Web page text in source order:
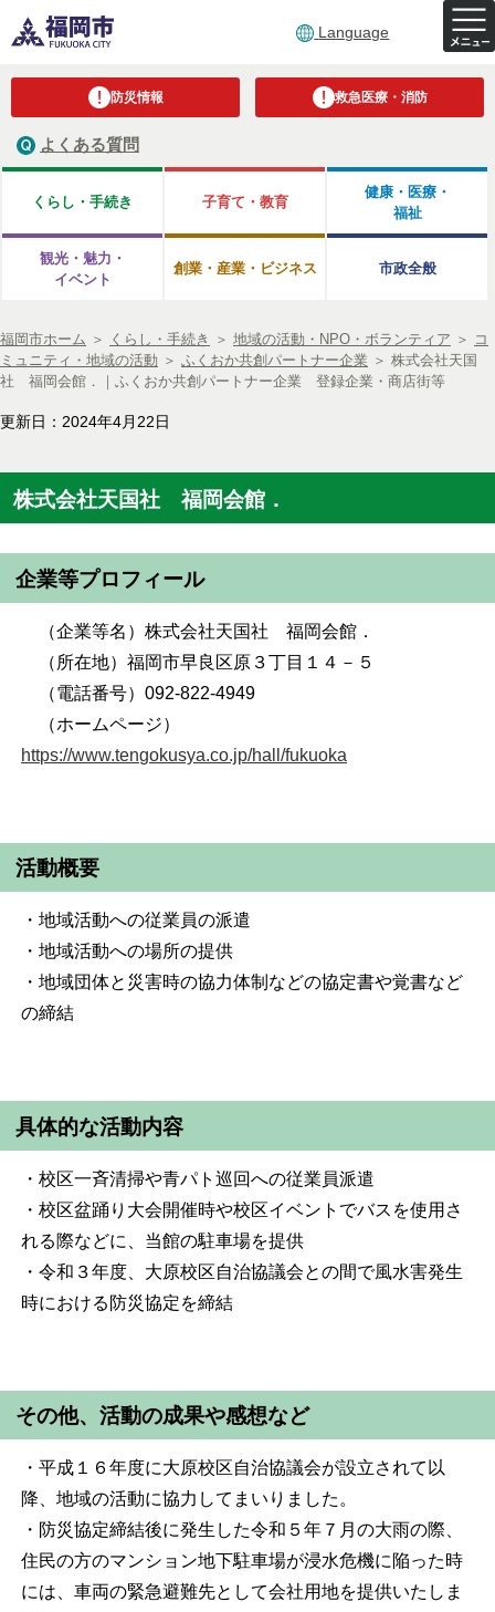
Language
防災情報 救急医療・消防
よくある質問
くらし・手続き 子育て・教育
健康・医療・
福祉
観光・魅力・
イベント
創業・産業・ビジネス 市政全般
福岡市ホーム ＞ くらし・手続き ＞ 地域の活動・NPO・ボランティア ＞ コ
ミュニティ・地域の活動 ＞ ふくおか共創パートナー企業 ＞ 株式会社天国
社 福岡会館．｜ふくおか共創パートナー企業 登録企業・商店街等
更新日：2024年4月22日
株式会社天国社 福岡会館．
企業等プロフィール
（企業等名）株式会社天国社 福岡会館．
（所在地）福岡市早良区原３丁目１４－５
（電話番号）092-822-4949
（ホームページ）
https://www.tengokusya.co.jp/hall/fukuoka
活動概要
・地域活動への従業員の派遣
・地域活動への場所の提供
・地域団体と災害時の協力体制などの協定書や覚書など
の締結
具体的な活動内容
・校区一斉清掃や青パト巡回への従業員派遣
・校区盆踊り大会開催時や校区イベントでバスを使用さ
れる際などに、当館の駐車場を提供
・令和３年度、大原校区自治協議会との間で風水害発生
時における防災協定を締結
その他、活動の成果や感想など
・平成１６年度に大原校区自治協議会が設立されて以
降、地域の活動に協力してまいりました。
・防災協定締結後に発生した令和５年７月の大雨の際、
住民の方のマンション地下駐車場が浸水危機に陥った時
には、車両の緊急避難先として会社用地を提供いたしま